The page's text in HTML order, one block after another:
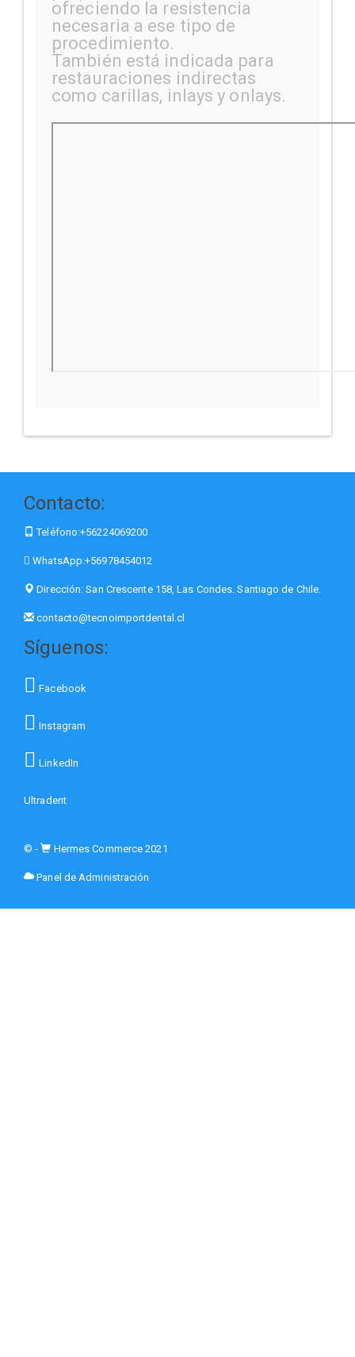
ofreciendo la resistencia
necesaria a ese tipo de
procedimiento.
También está indicada para
restauraciones indirectas
como carillas, inlays y onlays.
Contacto:
Teléfono:+56224069200
WhatsApp:+56978454012
Dirección:San Crescente 158, Las Condes. Santiago de Chile.
contacto@tecnoimportdental.cl
Síguenos:
Facebook
Instagram
LinkedIn
Ultradent
© - Hermes Commerce 2021
Panel de Administración